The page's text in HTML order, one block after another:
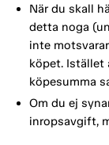
När du skall
detta noga
inte
köpet. Istället
köpesumma
Om du ej
inropsavgift,